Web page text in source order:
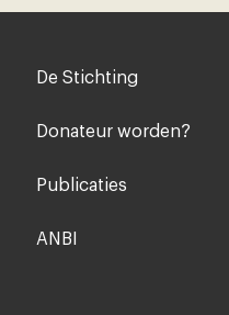
Voet
De Stichting
Donateur worden?
Publicaties
ANBI